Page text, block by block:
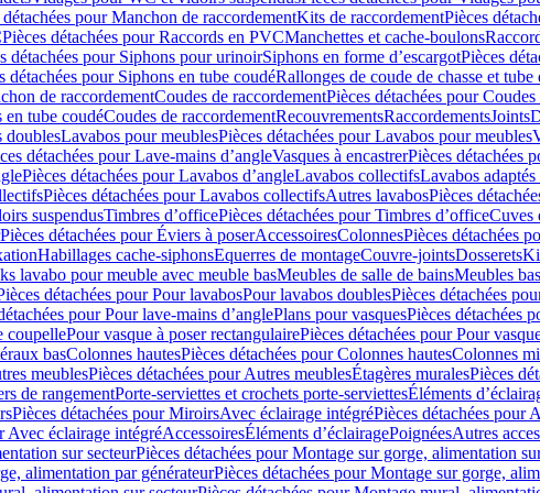
détachées pour Manchon de raccordementKits de raccordementPièces
Pièces détachées pour Raccords en PVCManchettes et cache-boulons
détachées pour Siphons pour urinoirSiphons en forme d’escargotPièces
détachées pour Siphons en tube coudéRallonges de coude de chasse et tube
de raccordementCoudes de raccordementPièces détachées pour
en tube coudéCoudes de raccordementRecouvrementsRaccordementsJoints
doublesLavabos pour meublesPièces détachées pour Lavabos pour meubles
détachées pour Lave-mains d’angleVasques à encastrerPièces détachées
Pièces détachées pour Lavabos d’angleLavabos collectifsLavabos
Pièces détachées pour Lavabos collectifsAutres lavabosPièces
suspendusTimbres dʼofficePièces détachées pour Timbres dʼofficeCuves
Pièces détachées pour Éviers à poserAccessoiresColonnesPièces détachées
Habillages cache-siphonsEquerres de montageCouvre-jointsDosserets
lavabo pour meuble avec meuble basMeubles de salle de bainsMeubles
détachées pour Pour lavabosPour lavabos doublesPièces détachées
pour Pour lave-mains d’anglePlans pour vasquesPièces détachées
coupellePour vasque à poser rectangulairePièces détachées pour Pour
basColonnes hautesPièces détachées pour Colonnes hautesColonnes
meublesPièces détachées pour Autres meublesÉtagères muralesPièces
de rangementPorte-serviettes et crochets porte-serviettesÉléments
Pièces détachées pour MiroirsAvec éclairage intégréPièces détachées pour
Avec éclairage intégréAccessoiresÉléments d’éclairagePoignéesAutres
sur secteurPièces détachées pour Montage sur gorge, alimentation
alimentation par générateurPièces détachées pour Montage sur gorge,